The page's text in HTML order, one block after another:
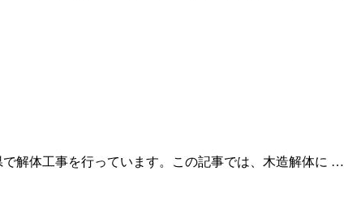
解体工事を行っています。この記事では、木造解体に …